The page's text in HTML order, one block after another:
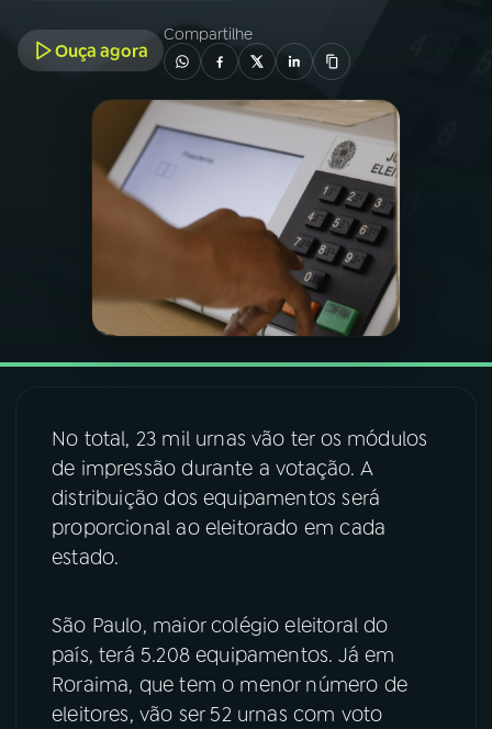
PROGRAMAÇÃO
PROGRAMAS
PODCASTS
06VIDEOCASTS
07ÚLTIMAS
FESTIVAL DE MÚSICA
YouTube Facebook
Instagram X
Ouça agora
Compartilhe
No total, 23 mil urnas vão ter os módulos
de impressão durante a votação. A
distribuição dos equipamentos será
proporcional ao eleitorado em cada
estado.
São Paulo, maior colégio eleitoral do
país, terá 5.208 equipamentos. Já em
Roraima, que tem o menor número de
eleitores, vão ser 52 urnas com voto